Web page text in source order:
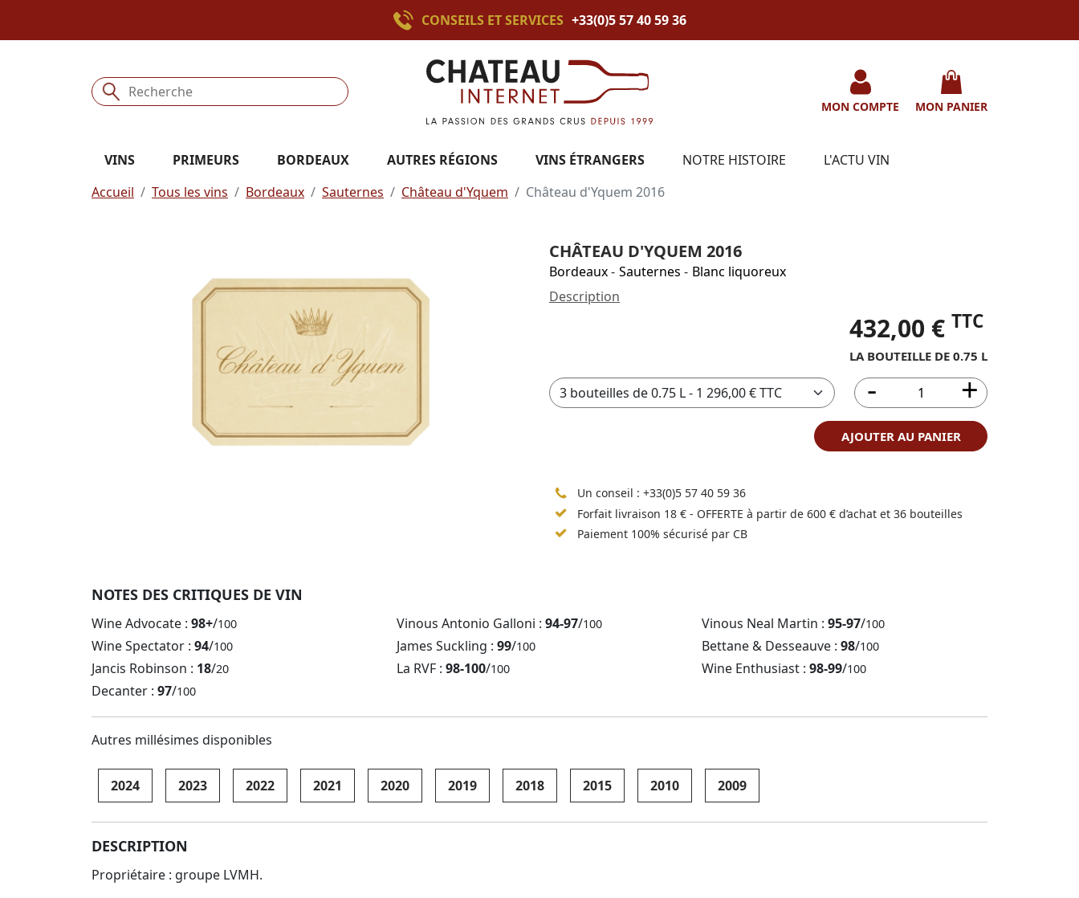
CONSEILS ET SERVICES +33(0)5 57 40 59 36
MON COMPTE MON PANIER
VINS PRIMEURS BORDEAUX AUTRES RÉGIONS VINS ÉTRANGERS NOTRE HISTOIRE
L'ACTU VIN
Accueil
Tous les vins Bordeaux Sauternes Château d'Yquem Château d'Yquem 2016
CHÂTEAU D'YQUEM 2016
Bordeaux- Sauternes - Blanc liquoreux
Description
432,00 € TTC
LA BOUTEILLE DE 0.75 L
AJOUTER AU PANIER
Un conseil : +33(0)5 57 40 59 36
Forfait livraison 18 € - OFFERTE à partir de 600 € d’achat et 36 bouteilles
Paiement 100% sécurisé par CB
NOTES DES CRITIQUES DE VIN
Wine Advocate : 98+/100 Vinous Antonio Galloni : 94-97/100 Vinous Neal Martin : 95-97/100
Wine Spectator : 94/100 James Suckling : 99/100 Bettane & Desseauve : 98/100
Jancis Robinson : 18/20 La RVF : 98-100/100 Wine Enthusiast : 98-99/100
Decanter : 97/100
Autres millésimes disponibles
2024 2023 2022 2021 2020 2019 2018 2015 2010 2009
DESCRIPTION
Propriétaire : groupe LVMH.